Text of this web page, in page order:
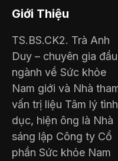
Giới Thiệu
TS.BS.CK2. Trà Anh
Duy – chuyên gia đầu
ngành về Sức khỏe
Nam giới và Nhà
vấn trị liệu Tâm lý tình
dục, hiện ông là Nhà
sáng lập Công ty Cổ
phần Sức khỏe Nam